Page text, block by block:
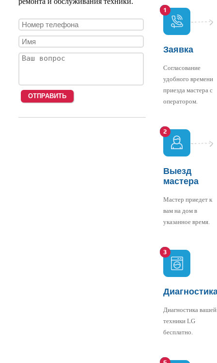
Заявка
Согласование
удобного времени
приезда мастера с
оператором.
Выезд
мастера
Мастер приедет к
вам на дом в
указанное время.
Диагностика вашей
техники LG
бесплатно.